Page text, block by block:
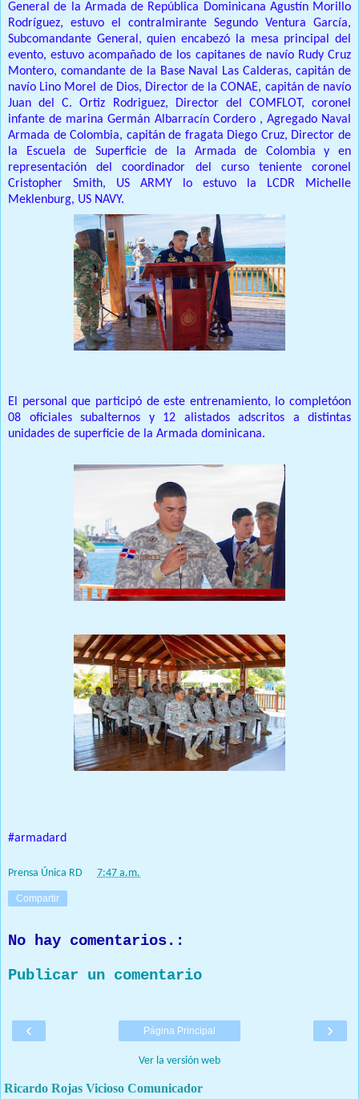
General de la Armada de República Dominicana Agustín Morillo
Rodríguez, estuvo el contralmirante Segundo Ventura García,
Subcomandante General, quien encabezó la mesa principal del
evento, estuvo acompañado de los capitanes de navío Rudy Cruz
Montero, comandante de la Base Naval Las Calderas, capitán de
navío Lino Morel de Dios, Director de la CONAE, capitán de navío
Juan del C. Ortiz Rodriguez, Director del COMFLOT, coronel
infante de marina Germán Albarracín Cordero , Agregado Naval
Armada de Colombia, capitán de fragata Diego Cruz, Director de
la Escuela de Superficie de la Armada de Colombia y en
representación del coordinador del curso teniente coronel
Cristopher Smith, US ARMY lo estuvo la LCDR Michelle
Meklenburg, US NAVY.
El personal que participó de este entrenamiento, lo completóon
08 oficiales subalternos y 12 alistados adscritos a distintas
unidades de superficie de la Armada dominicana.
#armadard
Prensa Única RD 7:47 a.m.
Compartir
No hay comentarios.:
Publicar un comentario
‹ ›
Página Principal
Ver la versión web
Ricardo Rojas Vicioso Comunicador